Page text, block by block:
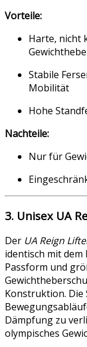
Vorteile:
Harte, nicht
Stabile
Mobilität
Hohe
Nachteile:
Nur für
3. Unisex UA
Der UA Reign
identisch mit
Passform und
Konstruktion.
Dämpfung zu
olympisches